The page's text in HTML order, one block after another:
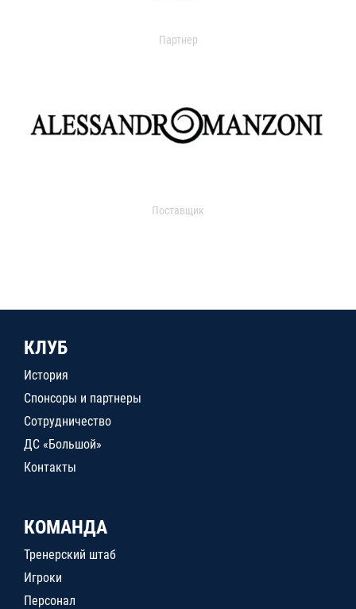
Партнер
Поставщик
КЛУБ
История
Спонсоры и партнеры
Сотрудничество
ДС «Большой»
Контакты
КОМАНДА
Тренерский штаб
Игроки
Персонал